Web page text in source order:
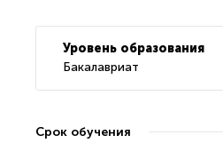
Уровень образования
Бакалавриат
Срок обучения